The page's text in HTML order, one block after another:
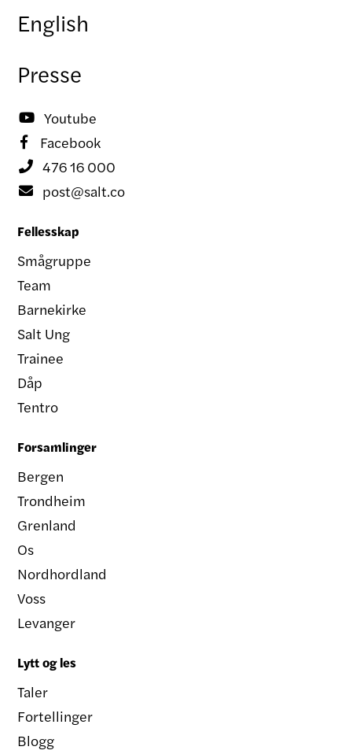
English
Presse
 Youtube
 Facebook
 476 16 000
 post@salt.co
Fellesskap
Smågruppe
Team
Barnekirke
Salt Ung
Trainee
Dåp
Tentro
Forsamlinger
Bergen
Trondheim
Grenland
Os
Nordhordland
Voss
Levanger
Lytt og les
Taler
Fortellinger
Blogg